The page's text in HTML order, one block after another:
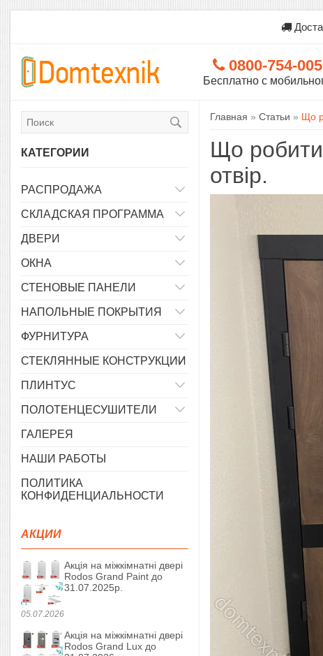
0800-754-005
Бесплатно с
КАТЕГОРИИ
РАСПРОДАЖА
СКЛАДСКАЯ ПРОГРАММА
ДВЕРИ
ОКНА
СТЕНОВЫЕ ПАНЕЛИ
НАПОЛЬНЫЕ ПОКРЫТИЯ
ФУРНИТУРА
СТЕКЛЯННЫЕ КОНСТРУКЦИИ
ПЛИНТУС
ПОЛОТЕНЦЕСУШИТЕЛИ
ГАЛЕРЕЯ
НАШИ РАБОТЫ
ПОЛИТИКА
КОНФИДЕНЦИАЛЬНОСТИ
АКЦИИ
05.07.2026
Акція на міжкімнатні двері
Rodos Grand Paint до
31.07.2025р.
Акція на міжкімнатні двері
Rodos Grand Lux до
Главная » Статьи » Що
Що робити
отвір.